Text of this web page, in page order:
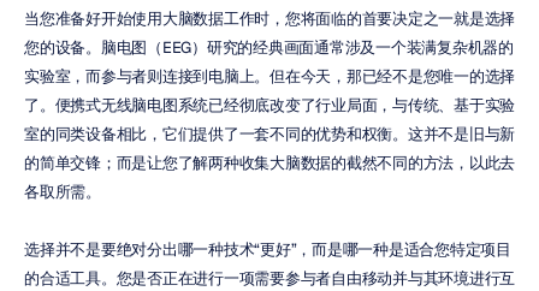
当您准备好开始使用大脑数据工作时，您将面临的首要决定之一就是选择
您的设备。脑电图（EEG）研究的经典画面通常涉及一个装满复杂机器的
实验室，而参与者则连接到电脑上。但在今天，那已经不是您唯一的选择
了。便携式无线脑电图系统已经彻底改变了行业局面，与传统、基于实验
室的同类设备相比，它们提供了一套不同的优势和权衡。这并不是旧与新
的简单交锋；而是让您了解两种收集大脑数据的截然不同的方法，以此去
各取所需。
选择并不是要绝对分出哪一种技术“更好”，而是哪一种是适合您特定项目
的合适工具。您是否正在进行一项需要参与者自由移动并与其环境进行互